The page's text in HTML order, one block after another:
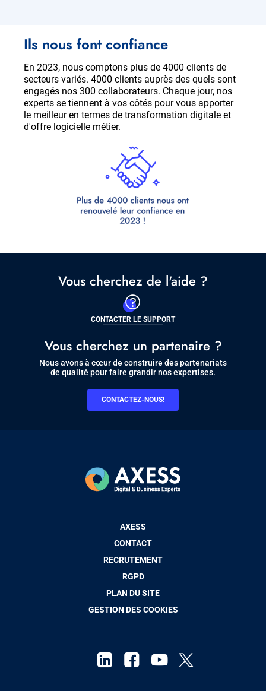
Ils nous font confiance
En 2023, nous comptons plus de 4000 clients de
secteurs variés. 4000 clients auprès des quels sont
engagés nos 300 collaborateurs. Chaque jour, nos
experts se tiennent à vos côtés pour vous apporter
le meilleur en termes de transformation digitale et
d'offre logicielle métier.
Vous cherchez de l'aide ?
CONTACTER LE SUPPORT
Vous cherchez un partenaire ?
Nous avons à cœur de construire des partenariats
de qualité pour faire grandir nos expertises.
CONTACTEZ-NOUS!
AXESS
CONTACT
RECRUTEMENT
RGPD
PLAN DU SITE
GESTION DES COOKIES